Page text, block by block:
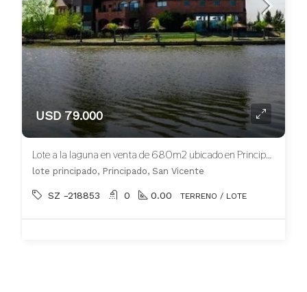
USD 79.000
Lote a la laguna en venta de 680m2 ubicado en Principado Canning
lote principado, Principado, San Vicente
SZ -218853 0 0.00 TERRENO / LOTE